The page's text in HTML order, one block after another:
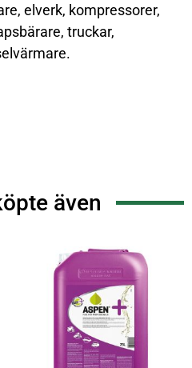
elverk, kompressorer,
truckar,
även